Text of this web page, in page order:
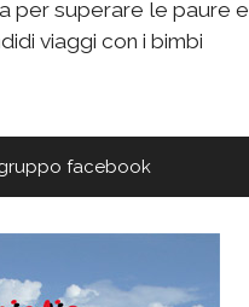
per superare le paure e
viaggi con i bimbi
facebook